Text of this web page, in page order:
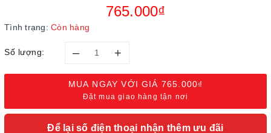
765.000₫
Tình trạng: Còn hàng
Số lượng: – +
MUA NGAY VỚI GIÁ 765.000₫
Đặt mua giao hàng tận nơi
Để lại số điện thoại nhận thêm ưu đãi